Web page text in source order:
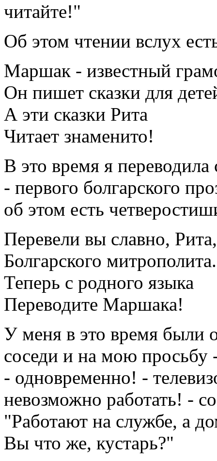
читайте!"
Об этом чтении вслух
Маршак - известный
Он пишет сказки для
А эти сказки Рита
Читает знаменито!
В это время я переводила
- первого болгарского
об этом есть
Перевели вы славно, Рита,
Болгарского митрополита.
Теперь с родного языка
Переводите Маршака!
У меня в это время были
соседи и на мою просьбу
- одновременно! -
невозможно работать! -
"Работают на службе, а
Вы что же, кустарь?"